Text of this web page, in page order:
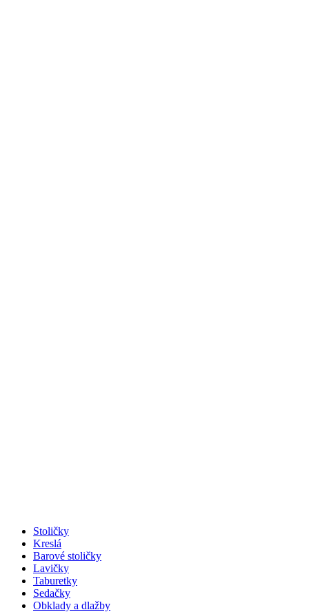
Stoličky
Kreslá
Barové stoličky
Lavičky
Taburetky
Sedačky
Obklady a dlažby